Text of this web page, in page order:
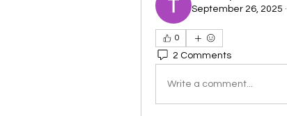
September 26, 2025 ·
0
2 Comments
Write a comment...